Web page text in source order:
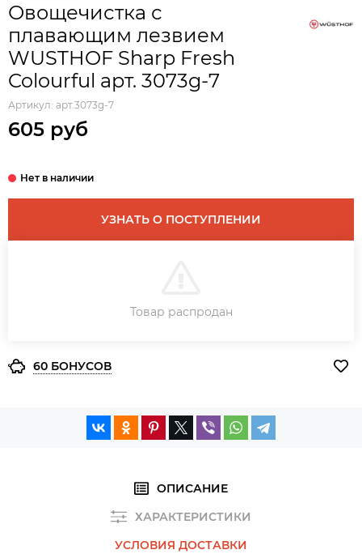
Овощечистка с
плавающим лезвием
WUSTHOF Sharp Fresh
Colourful арт. 3073g-7
Артикул: арт.3073g-7
605 руб
УЗНАТЬ О ПОСТУПЛЕНИИ
ЗАКАЗ В ОДИН КЛИК
Товар распродан
60 БОНУСОВ
ОПИСАНИЕ
ХАРАКТЕРИСТИКИ
УСЛОВИЯ ДОСТАВКИ